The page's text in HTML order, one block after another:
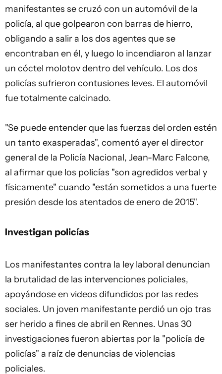
manifestantes se cruzó con un automóvil de la
policía, al que golpearon con barras de hierro,
obligando a salir a los dos agentes que se
encontraban en él, y luego lo incendiaron al lanzar
un cóctel molotov dentro del vehículo. Los dos
policías sufrieron contusiones leves. El automóvil
fue totalmente calcinado.
"Se puede entender que las fuerzas del orden estén
un tanto exasperadas", comentó ayer el director
general de la Policía Nacional, Jean-Marc Falcone,
al afirmar que los policías "son agredidos verbal y
físicamente" cuando "están sometidos a una fuerte
presión desde los atentados de enero de 2015".
Investigan policías
Los manifestantes contra la ley laboral denuncian
la brutalidad de las intervenciones policiales,
apoyándose en videos difundidos por las redes
sociales. Un joven manifestante perdió un ojo tras
ser herido a fines de abril en Rennes. Unas 30
investigaciones fueron abiertas por la "policía de
policías" a raíz de denuncias de violencias
policiales.